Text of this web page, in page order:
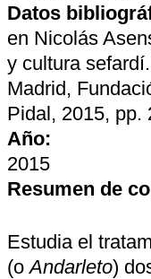
Datos
en Nicolás
y cultura
Madrid,
Pidal, 2015, pp.
Año:
2015
Resumen de
Estudia el
(oAndarleto)